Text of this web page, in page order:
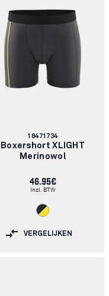
Artikelnummer:
18471734
Boxershort XLIGHT
Merinowol
46.95€
Incl. BTW
VERGELIJKEN